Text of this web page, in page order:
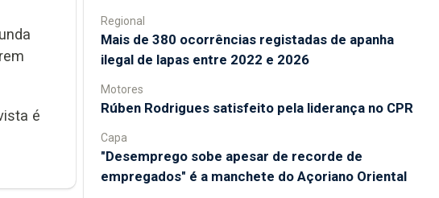
é
Regional
Mais de 380 ocorrências registadas de apanha
ilegal de lapas entre 2022 e 2026
Motores
Rúben Rodrigues satisfeito pela liderança no CPR
Capa
"Desemprego sobe apesar de recorde de
empregados" é a manchete do Açoriano Oriental